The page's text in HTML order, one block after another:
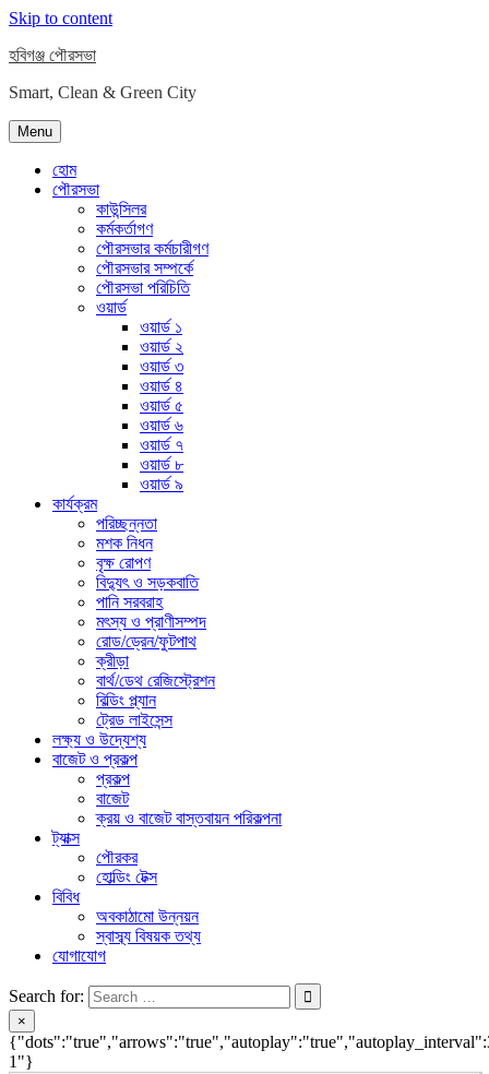
Skip to content
হবিগঞ্জ পৌরসভা
Smart, Clean & Green City
Menu
হোম
পৌরসভা
কাউন্সিলর
কর্মকর্তাগণ
পৌরসভার কর্মচারীগণ
পৌরসভার সম্পর্কে
পৌরসভা পরিচিতি
ওয়ার্ড
ওয়ার্ড ১
ওয়ার্ড ২
ওয়ার্ড ৩
ওয়ার্ড ৪
ওয়ার্ড ৫
ওয়ার্ড ৬
ওয়ার্ড ৭
ওয়ার্ড ৮
ওয়ার্ড ৯
কার্যক্রম
পরিচ্ছন্নতা
মশক নিধন
বৃক্ষ রোপণ
বিদ্যুৎ ও সড়কবাতি
পানি সরবরাহ
মৎস্য ও প্রাণীসম্পদ
রোড/ড্রেন/ফুটপাথ
ক্রীড়া
বার্থ/ডেথ রেজিস্ট্রেশন
বিল্ডিং প্ল্যান
ট্রেড লাইসেন্স
লক্ষ্য ও উদ্যেশ্য
বাজেট ও প্রকল্প
প্রকল্প
বাজেট
ক্রয় ও বাজেট বাস্তবায়ন পরিকল্পনা
ট্যাক্স
পৌরকর
হোল্ডিং টেক্স
বিবিধ
অবকাঠামো উন্নয়ন
স্বাস্ব্য বিষয়ক তথ্য
যোগাযোগ
Search for:
×
1"}